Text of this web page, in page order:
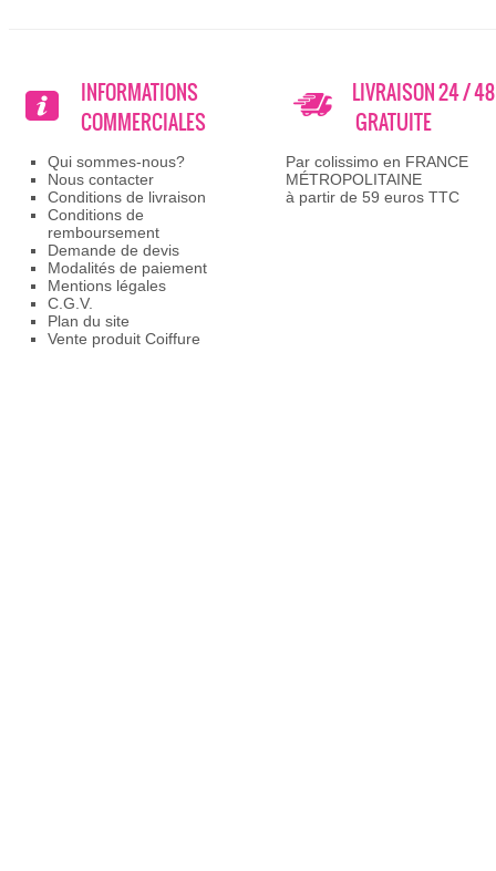
INFORMATIONS
COMMERCIALES
Qui sommes-nous?
Nous contacter
Conditions de livraison
Conditions de
remboursement
Demande de devis
Modalités de paiement
Mentions légales
C.G.V.
Plan du site
Vente produit Coiffure
LIVRAISON 24 /
GRATUITE
Par colissimo en FRANCE
MÉTROPOLITAINE
à partir de 59 euros TTC